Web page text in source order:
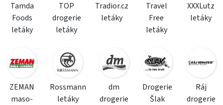
Tamda
Foods
letáky
TOP
drogerie
letáky
Tradior.cz
letáky
Travel
Free
letáky
XXXLutz
letáky
ZEMAN
maso-
Rossmann
letáky
dm
drogerie
Drogerie
Šlak
Ráj
drogerie